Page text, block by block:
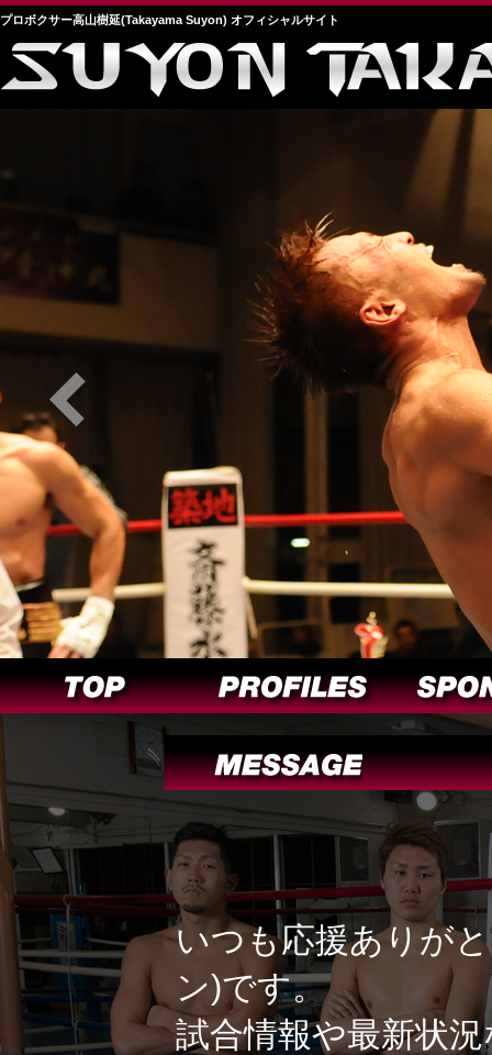
プロボクサー高山樹延(Takayama Suyon) オフィシャルサイト
いつも応援ありが
ン)です。
試合情報や最新状